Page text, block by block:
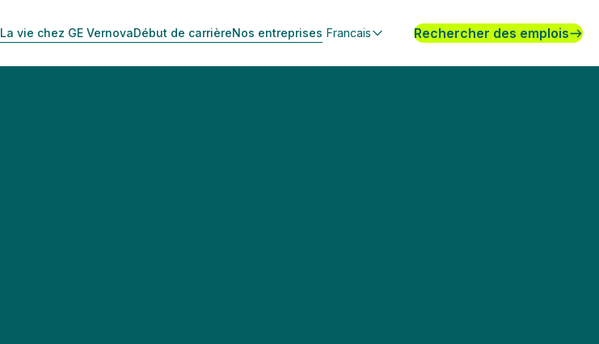
La vie chez GE VernovaDébut de carrièreNos entreprises Francais Rechercher des emplois